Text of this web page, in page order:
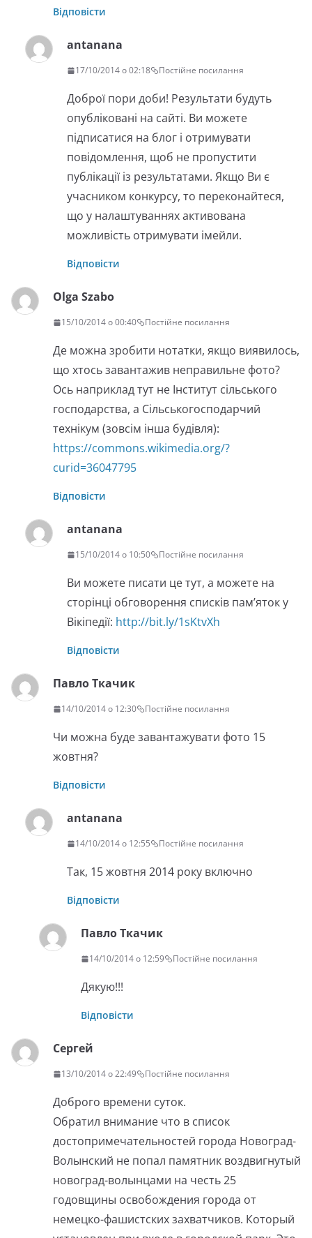
Відповісти
antanana
17/10/2014 о 02:18 Постійне посилання
Доброї пори доби! Результати будуть
опубліковані на сайті. Ви можете
підписатися на блог і отримувати
повідомлення, щоб не пропустити
публікації із результатами. Якщо Ви є
учасником конкурсу, то переконайтеся,
що у налаштуваннях активована
можливість отримувати імейли.
Відповісти
Olga Szabo
15/10/2014 о 00:40 Постійне посилання
Де можна зробити нотатки, якщо виявилось,
що хтось завантажив неправильне фото?
Ось наприклад тут не Інститут сільського
господарства, а Сільськогосподарчий
технікум (зовсім інша будівля):
https://commons.wikimedia.org/?
curid=36047795
Відповісти
antanana
15/10/2014 о 10:50 Постійне посилання
Ви можете писати це тут, а можете на
сторінці обговорення списків пам’яток у
Вікіпедії: http://bit.ly/1sKtvXh
Відповісти
Павло Ткачик
14/10/2014 о 12:30 Постійне посилання
Чи можна буде завантажувати фото 15
жовтня?
Відповісти
antanana
14/10/2014 о 12:55 Постійне посилання
Так, 15 жовтня 2014 року включно
Відповісти
Павло Ткачик
14/10/2014 о 12:59 Постійне посилання
Дякую!!!
Відповісти
Сергей
13/10/2014 о 22:49 Постійне посилання
Доброго времени суток.
Обратил внимание что в список
достопримечательностей города Новоград-
Волынский не попал памятник воздвигнутый
новоград-волынцами на честь 25
годовщины освобождения города от
немецко-фашистских захватчиков. Который